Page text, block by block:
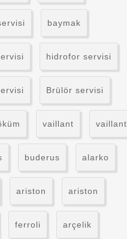
baymak
hidrofor servisi
Brülör servisi
vaillant vaillant
buderus alarko
ariston ariston
ferroli arçelik